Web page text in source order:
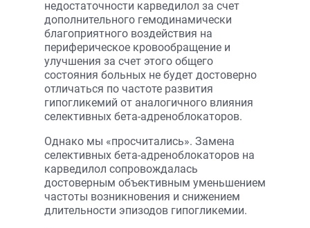
недостаточности карведилол за счет
дополнительного гемодинамически
благоприятного воздействия на
периферическое кровообращение и
улучшения за счет этого общего
состояния больных не будет достоверно
отличаться по частоте развития
гипогликемий от аналогичного влияния
селективных бета-адреноблокаторов.
Однако мы «просчитались». Замена
селективных бета-адреноблокаторов на
карведилол сопровождалась
достоверным объективным уменьшением
частоты возникновения и снижением
длительности эпизодов гипогликемии.